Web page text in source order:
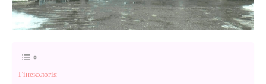
Гінекологія